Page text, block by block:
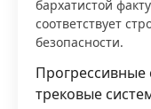
бархатистой
соответствует
безопасности.
Прогрессивные
трековые